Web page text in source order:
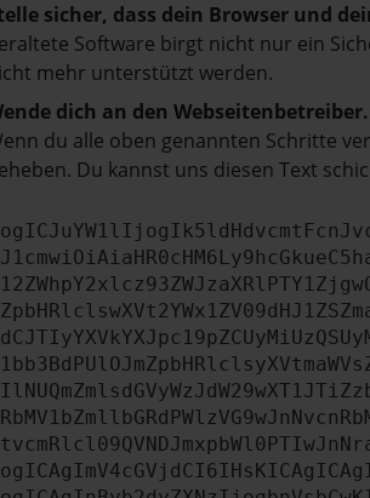
sicher, dass dein Browser und
Software birgt nicht nur ein
mehr unterstützt werden.
dich an den Webseitenbetreiber.
du alle oben genannten Schritte
Du kannst uns diesen Text